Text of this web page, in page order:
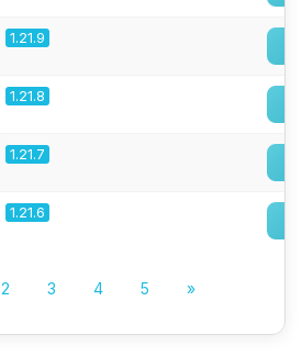
1.21.9
1.21.8
1.21.7
1.21.6
2 3 4 5 »